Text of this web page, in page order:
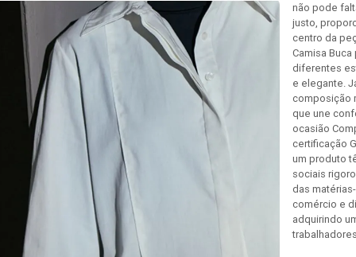
não pode
justo,
centro da
Camisa
diferentes
e elegante.
composição
que une
ocasião
certificação
um produto
sociais
das
comércio e
adquirindo